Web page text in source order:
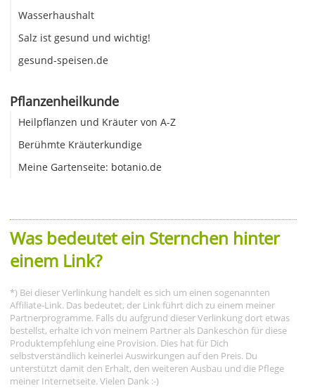
Wasserhaushalt
Salz ist gesund und wichtig!
gesund-speisen.de
Pflanzenheilkunde
Heilpflanzen und Kräuter von A-Z
Berühmte Kräuterkundige
Meine Gartenseite: botanio.de
Was bedeutet ein Sternchen hinter
einem Link?
*) Bei dieser Verlinkung handelt es sich um einen sogenannten
Affiliate-Link. Das bedeutet, der Link führt dich zu einem meiner
Partnerprogramme. Falls du aufgrund dieser Verlinkung dort etwas
bestellst, erhalte ich von meinem Partner als Dankeschön für diese
Produktempfehlung eine Provision. Dies hat für Dich
selbstverständlich keinerlei Auswirkungen auf den Preis. Du
unterstützt damit den Erhalt, den weiteren Ausbau und die Pflege
meiner Internetseite. Vielen Dank :-)